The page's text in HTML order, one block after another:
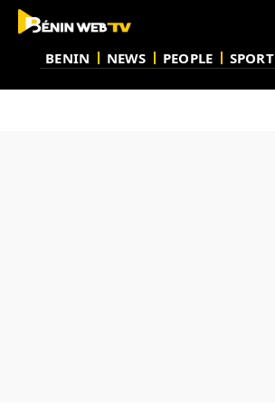
BENIN NEWS PEOPLE SPORT